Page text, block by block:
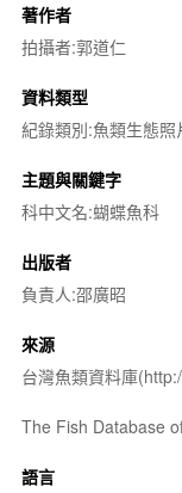
著作者
拍攝者:郭道仁
資料類型
紀錄類別:魚類生態照
主題與關鍵字
科中文名:蝴蝶魚科
出版者
負責人:邵廣昭
來源
台灣魚類資料庫
The Fish Database
語言